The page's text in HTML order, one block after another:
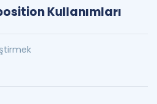
Kullanımları